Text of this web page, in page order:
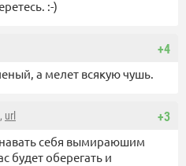
:-)
+4
а мелет всякую чушь.
+3
url
себя вымираюшим
будет оберегать и